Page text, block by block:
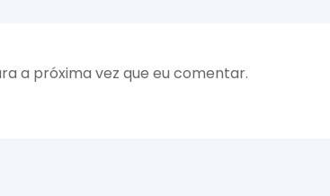
a próxima vez que eu comentar.